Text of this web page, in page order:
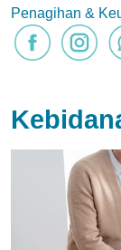
Penagihan &